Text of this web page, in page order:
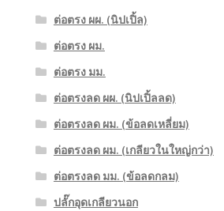
ต่อตรง ผผ. (นิปเปิ้ล)
ต่อตรง ผม.
ต่อตรง มม.
ต่อตรงลด ผผ. (นิปเปิ้ลลด)
ต่อตรงลด ผม. (ข้อลดเหลี่ยม)
ต่อตรงลด ผม. (เกลียวในใหญ่กว่า)
ต่อตรงลด มม. (ข้อลดกลม)
ปลั๊กอุดเกลียวนอก